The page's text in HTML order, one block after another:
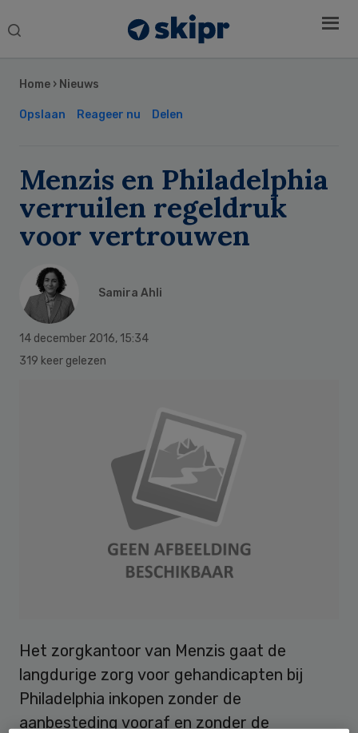
Search
Home › Nieuws
Opslaan Reageer nu Delen
Menzis en Philadelphia
verruilen regeldruk
voor vertrouwen
Samira Ahli
14 december 2016, 15:34
319 keer gelezen
Het zorgkantoor van Menzis gaat de
langdurige zorg voor gehandicapten bij
Philadelphia inkopen zonder de
aanbesteding vooraf en zonder de
Sidebar